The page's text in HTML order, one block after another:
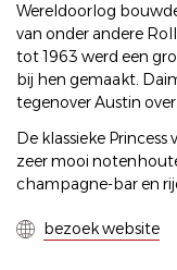
Wereldoorlog
van onder andere
tot 1963 werd een
bij hen gemaakt.
tegenover Austin over.
De klassieke
zeer mooi
champagne-bar en
bezoek website